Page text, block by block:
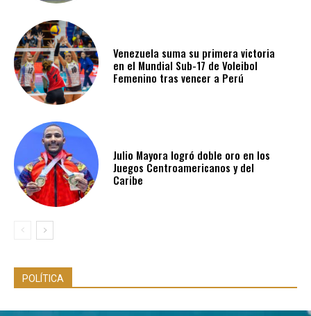
Venezuela suma su primera victoria
en el Mundial Sub-17 de Voleibol
Femenino tras vencer a Perú
Julio Mayora logró doble oro en los
Juegos Centroamericanos y del
Caribe
POLÍTICA